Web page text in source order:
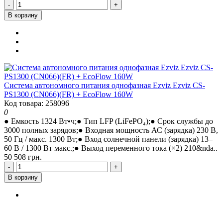
-
+
В корзину
Система автономного питания однофазная Ezviz Ezviz CS-
PS1300 (CN066)(FR) + EcoFlow 160W
Код товара: 258096
0
● Емкость 1324 Вт•ч;● Тип LFP (LiFePO₄);● Срок службы до
3000 полных зарядов;● Входная мощность АС (зарядка) 230 В,
50 Гц / макс. 1300 Вт;● Вход солнечной панели (зарядка) 13–
60 В / 1300 Вт макс.;● Выход переменного тока (×2) 210&nda..
50 508 грн.
-
+
В корзину